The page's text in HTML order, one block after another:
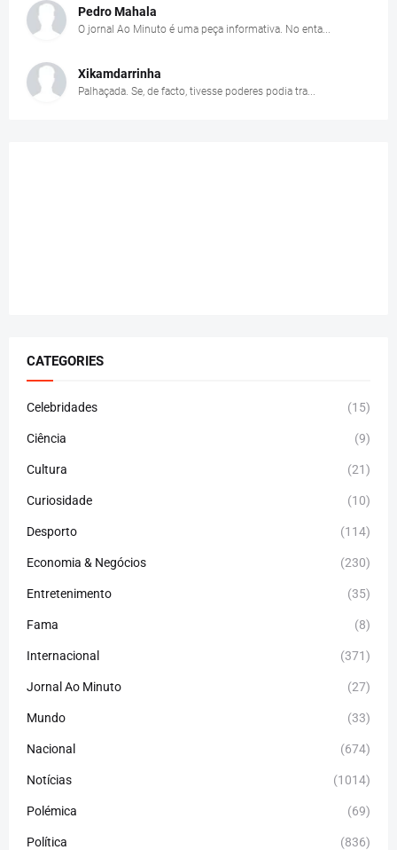
Pedro Mahala
O jornal Ao Minuto é uma peça informativa. No enta...
Xikamdarrinha
Palhaçada. Se, de facto, tivesse poderes podia tra...
CATEGORIES
Celebridades (15)
Ciência (9)
Cultura (21)
Curiosidade (10)
Desporto (114)
Economia & Negócios (230)
Entretenimento (35)
Fama (8)
Internacional (371)
Jornal Ao Minuto (27)
Mundo (33)
Nacional (674)
Notícias (1014)
Polémica (69)
Política (836)